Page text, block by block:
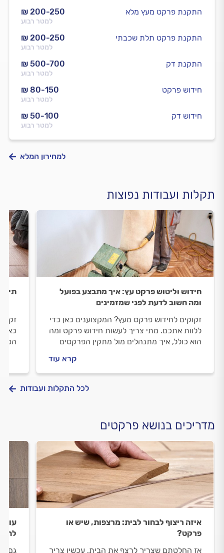
₪ 200-250
למטר רבוע
התקנת פרקט מעץ מלא
₪ 200-250
למטר רבוע
התקנת פרקט תלת שכבתי
₪ 500-700
למטר רבוע
התקנת דק
₪ 80-150
למטר רבוע
חידוש פרקט
₪ 50-100
למטר רבוע
חידוש דק
למחירון המלא
תקלות ועבודות נפוצות
חידוש וליטוש פרקט עץ: איך מתבצע בפועל
ומה חשוב לדעת לפני שמזמינים
זקוקים לחידוש פרקט מעץ? המקצוענים כאן כדי
ללוות אתכם. מתי צריך לעשות חידוש פרקט ומה
הוא כולל, איך מתנהלים מול מתקין הפרקטים
קרא עוד
כאן
לכל התקלות ועבודות
מדריכים בנושא פרקטים
איזה ריצוף לבחור לבית: מרצפות, שיש או
פרקט?
אז החלטתם שצריך לרצף את הבית, עכשיו צריך
גם